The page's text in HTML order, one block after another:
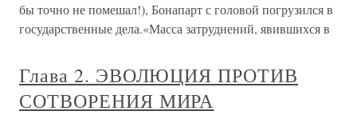
бы точно не помешал!), Бонапарт с головой погрузился в
государственные дела.«Масса затруднений, явившихся в
Глава 2. ЭВОЛЮЦИЯ ПРОТИВ
СОТВОРЕНИЯ МИРА